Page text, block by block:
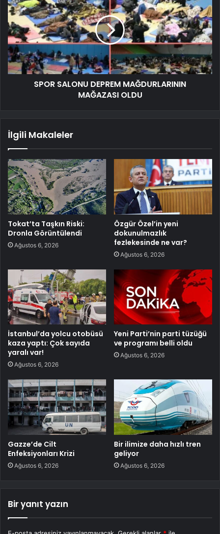
SPOR SALONU DEPREM MAĞDURLARININ
MAĞAZASI OLDU
İlgili Makaleler
Tokat’ta Taşkın Riski:
Dronla Görüntülendi
Ağustos 6, 2026
Özgür Özel’in yeni
dokunulmazlık
fezlekesinde ne var?
Ağustos 6, 2026
İstanbul’da yolcu otobüsü
kaza yaptı: Çok sayıda
yaralı var!
Ağustos 6, 2026
Yeni Parti’nin parti tüzüğü
ve programı belli oldu
Ağustos 6, 2026
Gazze’de Cilt
Enfeksiyonları Krizi
Ağustos 6, 2026
Bir ilimize daha hızlı tren
geliyor
Ağustos 6, 2026
Bir yanıt yazın